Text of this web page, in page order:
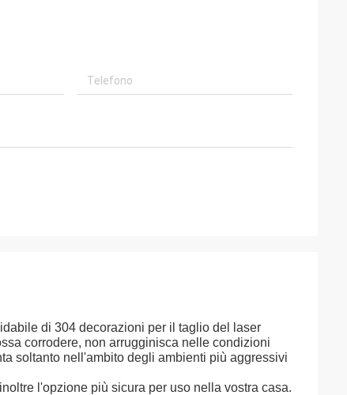
di 304 decorazioni per il taglio del laser
corrodere, non arrugginisca nelle condizioni
soltanto nell'ambito degli ambienti più aggressivi
l'opzione più sicura per uso nella vostra casa.